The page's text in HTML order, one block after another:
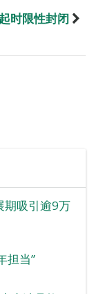
时限性封闭
期吸引逾9万
担当”